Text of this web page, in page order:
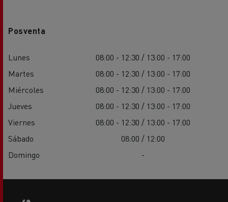
Posventa
Lunes
08:00 - 12:30 / 13:00 - 17:00
Martes
08:00 - 12:30 / 13:00 - 17:00
Miércoles
08:00 - 12:30 / 13:00 - 17:00
Jueves
08:00 - 12:30 / 13:00 - 17:00
Viernes
08:00 - 12:30 / 13:00 - 17:00
Sábado
08:00 / 12:00
Domingo
-